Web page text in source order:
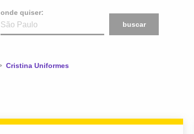
onde quiser:
buscar
Atual:
Cristina Uniformes